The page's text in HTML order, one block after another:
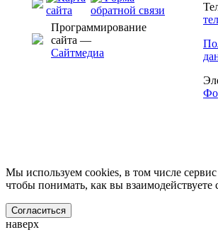
Программирование
сайта —
Сайтмедиа
Мы используем cookies, в том числе
чтобы понимать, как вы взаимодействуете
Согласиться
наверх